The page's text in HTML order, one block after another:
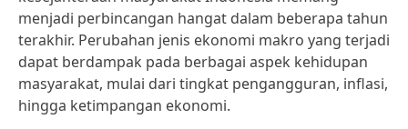
menjadi perbincangan hangat dalam beberapa tahun
terakhir. Perubahan jenis ekonomi makro yang terjadi
dapat berdampak pada berbagai aspek kehidupan
masyarakat, mulai dari tingkat pengangguran, inflasi,
hingga ketimpangan ekonomi.